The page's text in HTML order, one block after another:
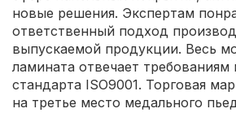
новые решения. Экспертам
ответственный подход
выпускаемой продукции. Весь
ламината отвечает
стандарта ISO9001. Торговая
на третье место медального